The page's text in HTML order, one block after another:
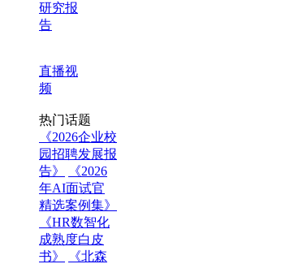
研究报
告
直播视
频
热门话题
《2026企业校
园招聘发展报
告》
《2026
年AI面试官
精选案例集》
《HR数智化
成熟度白皮
书》
《北森